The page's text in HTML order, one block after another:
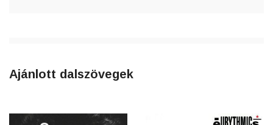
Ajánlott dalszövegek